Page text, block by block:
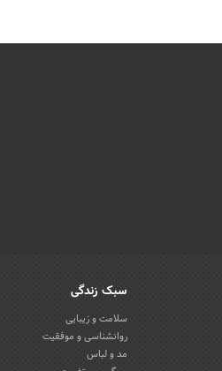
سبک زندگی
سلامت و زیبایی
روانشناسی و موفقیت
مد و لباس